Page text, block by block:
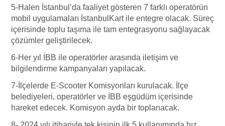
5-Halen İstanbul’da faaliyet gösteren 7 farklı operatörün
mobil uygulamaları İstanbulKart ile entegre olacak. Süreç
içerisinde toplu taşıma ile tam entegrasyonu sağlayacak
çözümler geliştirilecek.
6-Her yıl İBB ile operatörler arasında iletişim ve
bilgilendirme kampanyaları yapılacak.
7-İlçelerde E-Scooter Komisyonları kurulacak. İlçe
belediyeleri, operatörler ve İBB eşgüdüm içerisinde
hareket edecek. Komisyon ayda bir toplanacak.